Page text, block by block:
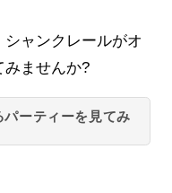
ャンクレールがオ
みませんか?
ーティーを見てみ